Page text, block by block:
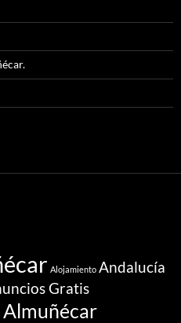
Alojamiento Andalucía
Gratis